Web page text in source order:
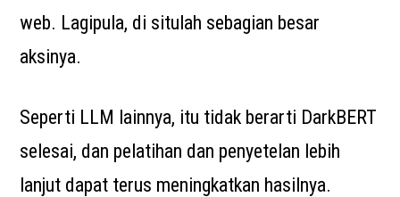
web. Lagipula, di situlah sebagian besar
aksinya.
Seperti LLM lainnya, itu tidak berarti DarkBERT
selesai, dan pelatihan dan penyetelan lebih
lanjut dapat terus meningkatkan hasilnya.